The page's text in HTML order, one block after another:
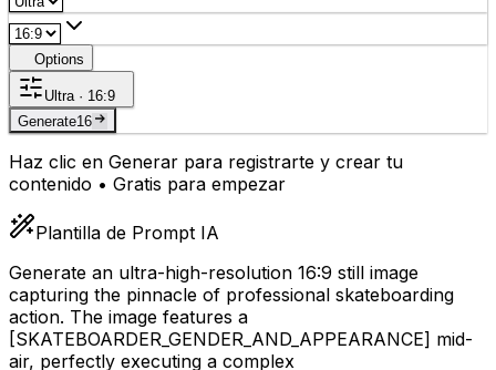
Options
Ultra · 16:9
Generate16
Haz clic en Generar para registrarte y crear tu
contenido • Gratis para empezar
Plantilla de Prompt IA
Generate an ultra-high-resolution 16:9 still image
capturing the pinnacle of professional skateboarding
action. The image features a
[SKATEBOARDER_GENDER_AND_APPEARANCE] mid-
air, perfectly executing a complex